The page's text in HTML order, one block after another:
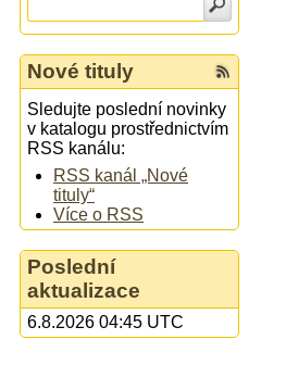
Nové tituly
Sledujte poslední novinky
v katalogu prostřednictvím
RSS kanálu:
RSS kanál „Nové
tituly“
Více o RSS
Poslední
aktualizace
6.8.2026 04:45 UTC